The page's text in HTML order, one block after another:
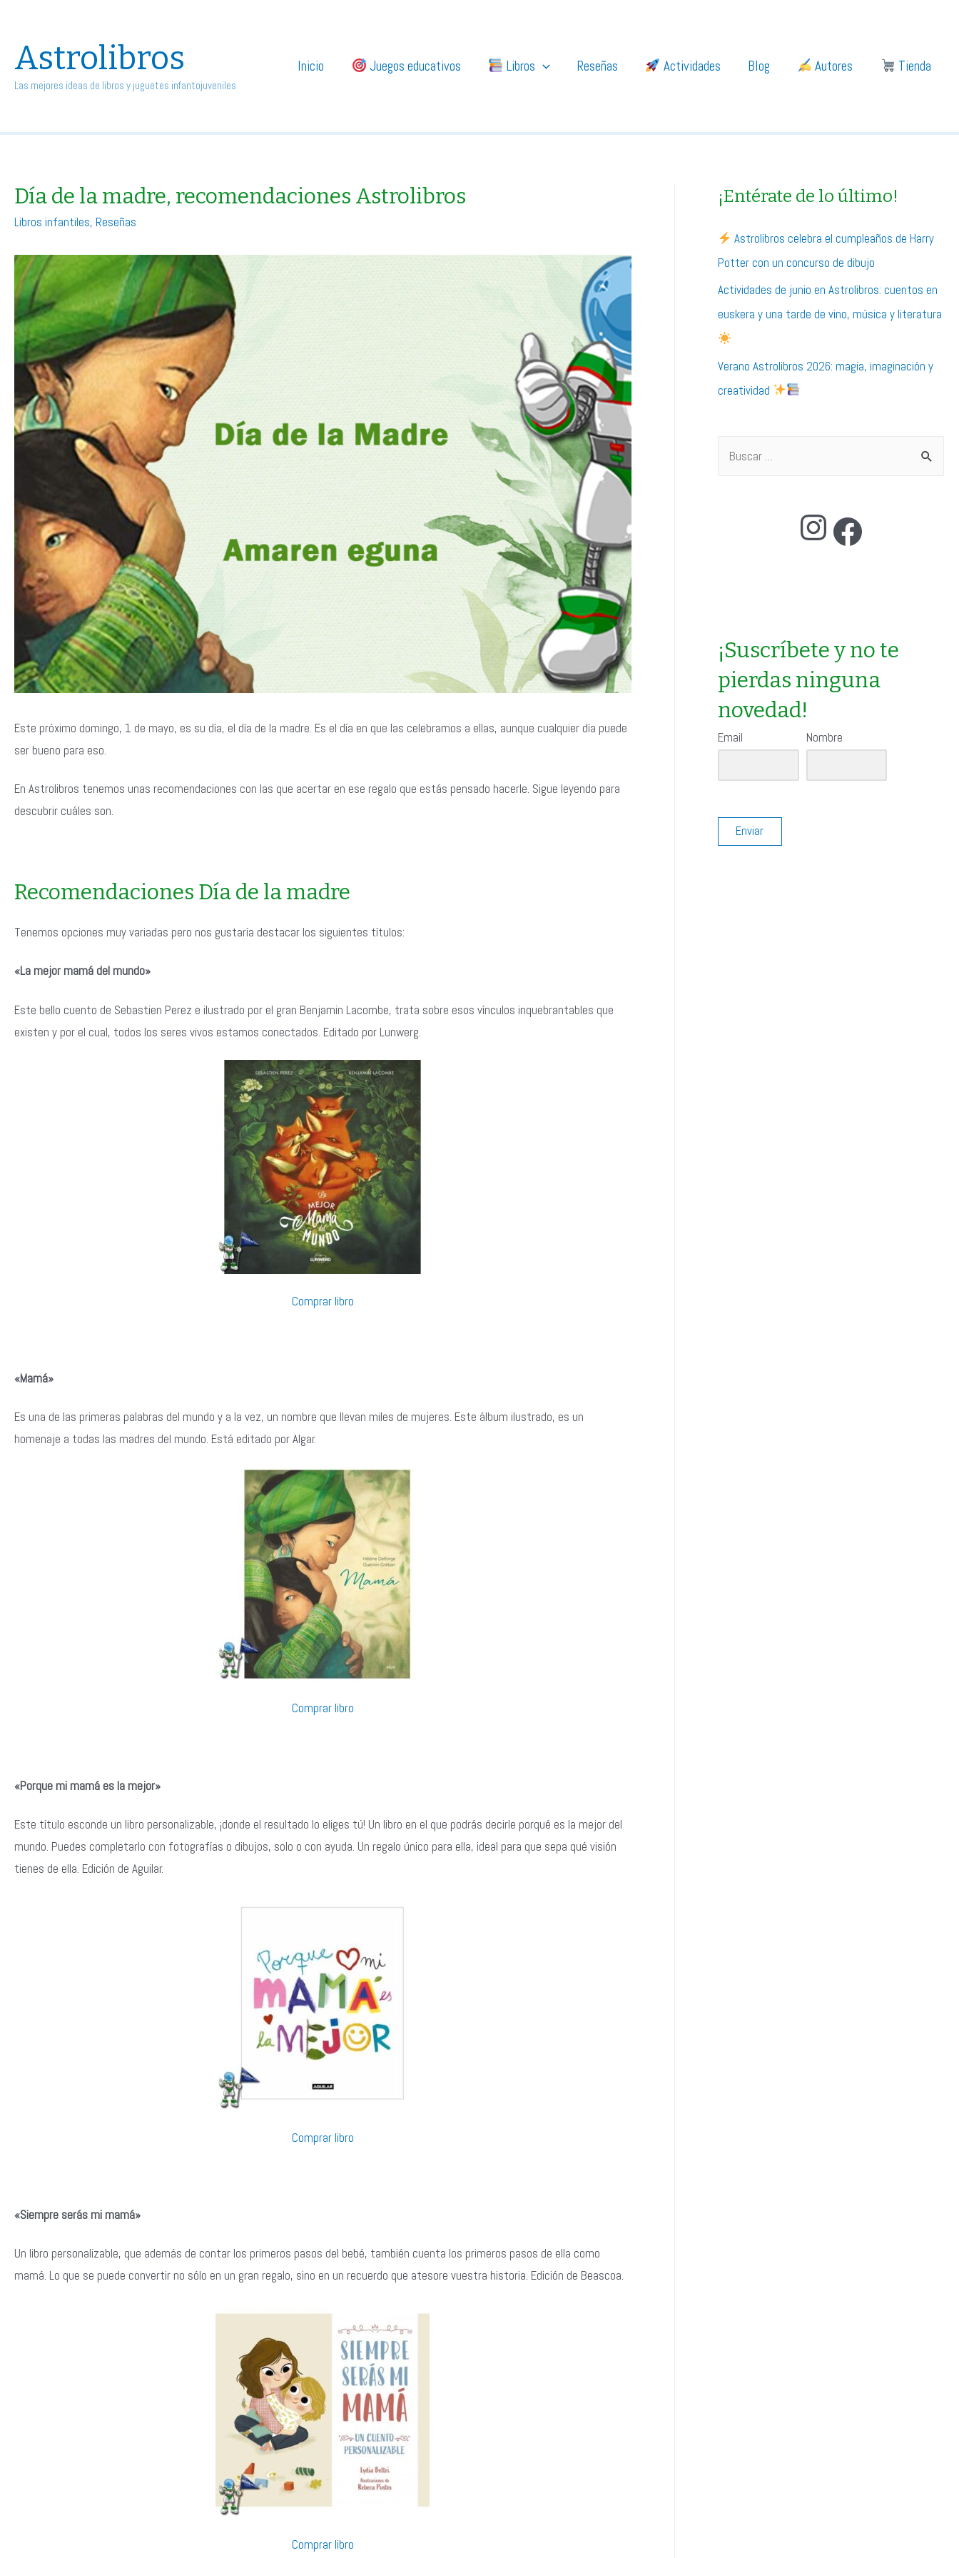
Astrolibros
Las mejores ideas de libros y juguetes infantojuveniles
Inicio Juegos educativos Libros Reseñas Actividades Blog Autores Tienda
Día de la madre, recomendaciones Astrolibros
Libros infantiles, Reseñas
Este próximo domingo, 1 de mayo, es su día, el día de la madre. Es el día en que las celebramos a ellas, aunque cualquier día puede
ser bueno para eso.
En Astrolibros tenemos unas recomendaciones con las que acertar en ese regalo que estás pensado hacerle. Sigue leyendo para
descubrir cuáles son.
Recomendaciones Día de la madre
Tenemos opciones muy variadas pero nos gustaría destacar los siguientes títulos:
«La mejor mamá del mundo»
Este bello cuento de Sebastien Perez e ilustrado por el gran Benjamin Lacombe, trata sobre esos vínculos inquebrantables que
existen y por el cual, todos los seres vivos estamos conectados. Editado por Lunwerg.
Comprar libro
«Mamá»
Es una de las primeras palabras del mundo y a la vez, un nombre que llevan miles de mujeres. Este álbum ilustrado, es un
homenaje a todas las madres del mundo. Está editado por Algar.
Comprar libro
«Porque mi mamá es la mejor»
Este título esconde un libro personalizable, ¡donde el resultado lo eliges tú! Un libro en el que podrás decirle porqué es la mejor del
mundo. Puedes completarlo con fotografías o dibujos, solo o con ayuda. Un regalo único para ella, ideal para que sepa qué visión
tienes de ella. Edición de Aguilar.
Comprar libro
«Siempre serás mi mamá»
Un libro personalizable, que además de contar los primeros pasos del bebé, también cuenta los primeros pasos de ella como
mamá. Lo que se puede convertir no sólo en un gran regalo, sino en un recuerdo que atesore vuestra historia. Edición de Beascoa.
Comprar libro
¡Entérate de lo último!
Astrolibros celebra el cumpleaños de Harry
Potter con un concurso de dibujo
Actividades de junio en Astrolibros: cuentos en
euskera y una tarde de vino, música y literatura
Verano Astrolibros 2026: magia, imaginación y
creatividad
Instagram Facebook
¡Suscríbete y no te
pierdas ninguna
novedad!
Email Nombre
Enviar